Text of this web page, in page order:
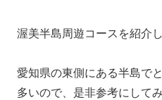
渥美半島周遊コースを紹介し
愛知県の東側にある半島で
多いので、是非参考にして